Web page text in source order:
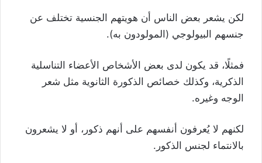
لكن يشعر بعض الناس أن هويتهم الجنسية تختلف عن
جنسهم البيولوجي (المولودون به).
فمثلًا، قد يكون لدى بعض الأشخاص الأعضاء التناسلية
الذكرية، وكذلك خصائص الذكورة الثانوية مثل شعر
الوجه وغيره.
لكنهم لا يُعرفون أنفسهم على أنهم ذكور، أو لا يشعرون
بالانتماء لجنس الذكور.